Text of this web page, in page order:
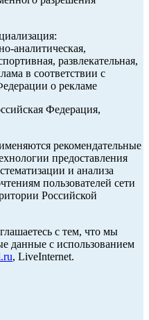
аналитическая,
развлекательная,
в соответствии с
о рекламе
Федерация,
рекомендательные
предоставления
и анализа
пользователей сети
Российской
с тем, что мы
данные с использованием
, LiveInternet.